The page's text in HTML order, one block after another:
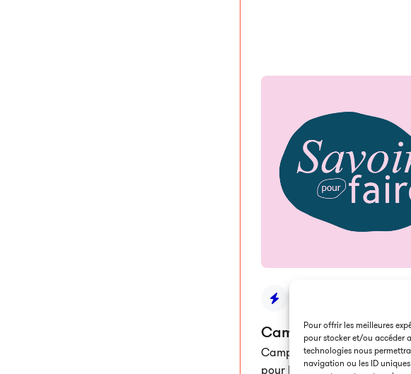
Pour offrir les meilleures
pour stocker et/ou accéder
technologies nous
navigation ou les ID
Campagne Savoir
Campagne de
pour la promotion des